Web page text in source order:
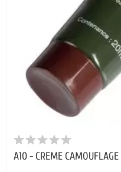
A10 - CREME CAMOUFLAGE